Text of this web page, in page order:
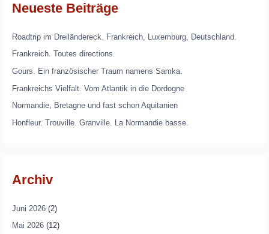
Neueste Beiträge
Roadtrip im Dreiländereck. Frankreich, Luxemburg, Deutschland.
Frankreich. Toutes directions.
Gours. Ein französischer Traum namens Samka.
Frankreichs Vielfalt. Vom Atlantik in die Dordogne
Normandie, Bretagne und fast schon Aquitanien
Honfleur. Trouville. Granville. La Normandie basse.
Archiv
Juni 2026(2)
Mai 2026(12)